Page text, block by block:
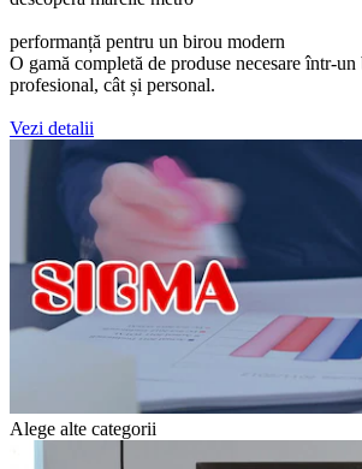
performanță pentru un birou modern
O gamă completă de produse necesare într-
profesional, cât și personal.
Vezi detalii
Alege alte categorii